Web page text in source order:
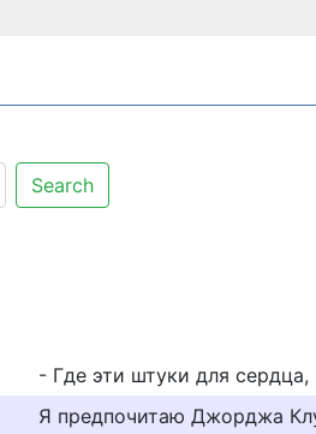
Search
- Где эти штуки для
Я предпочитаю Джорджа